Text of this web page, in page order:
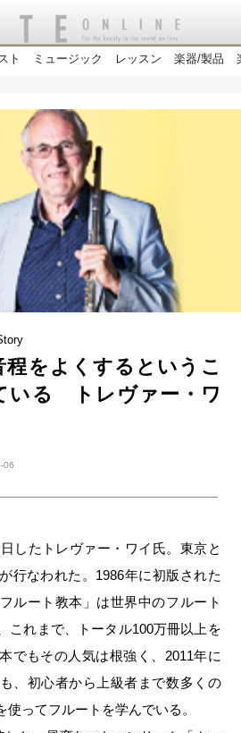
ト ミュージック レッスン 楽器/製品
程をよくするというこ
いる トレヴァー・ワ
06
したトレヴァー・ワイ氏。東京と
行なわれた。1986年に初版された
ルート教本」は世界中のフルート
これまで、トータル100万冊以上を
でもその人気は根強く、2011年に
、初心者から上級者まで数多くの
ってフルートを学んでいる。